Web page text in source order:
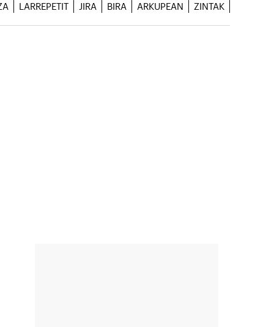
LARREPETIT JIRA BIRA ARKUPEAN ZINTAK